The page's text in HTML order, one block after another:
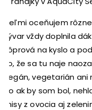
Veľmi oceňujem
vývar vždy doplnila
kôprová na kyslo a
to, že sa tu naje
vegán, vegetarián
no ak by som bol,
misy z ovocia aj